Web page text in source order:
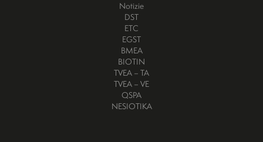
Notizie
DST
ETC
EGST
BMEA
BIOTIN
TVEA – TA
TVEA – VE
QSPA
NESIOTIKA